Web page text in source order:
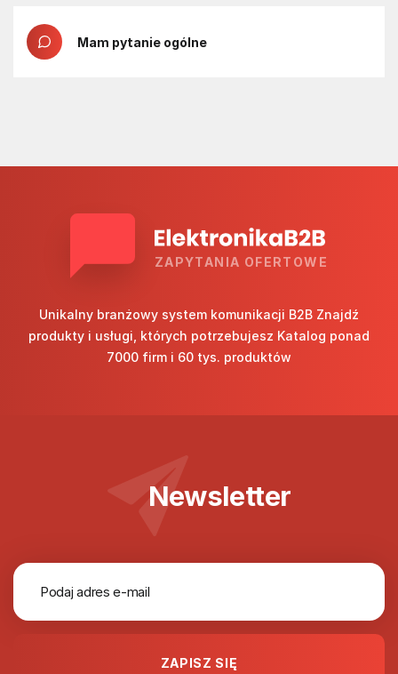
Mam pytanie ogólne
ZAPYTANIA OFERTOWE
Unikalny branżowy system komunikacji B2B Znajdź
produkty i usługi, których potrzebujesz Katalog ponad
7000 firm i 60 tys. produktów
Newsletter